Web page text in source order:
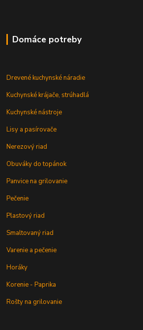
Domáce potreby
Drevené kuchynské náradie
Kuchynské krájače, strúhadlá
Kuchynské nástroje
Lisy a pasírovače
Nerezový riad
Obuváky do topánok
Panvice na grilovanie
Pečenie
Plastový riad
Smaltovaný riad
Varenie a pečenie
Horáky
Korenie - Paprika
Rošty na grilovanie